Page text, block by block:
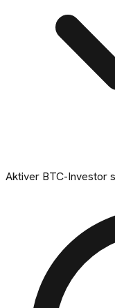
Aktiver BTC-Investor